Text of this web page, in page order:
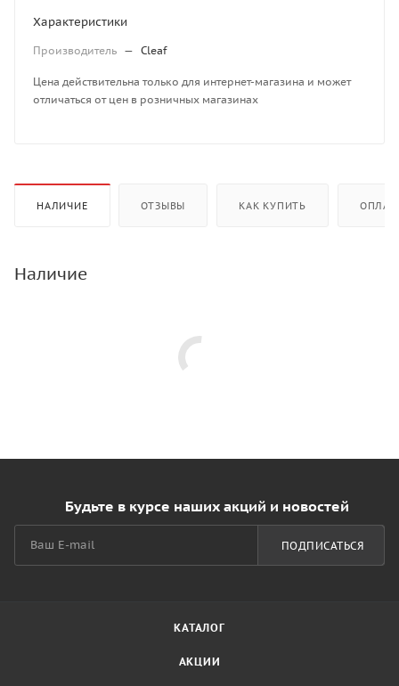
Характеристики
Производитель — Cleaf
Цена действительна только для интернет-магазина и может
отличаться от цен в розничных магазинах
НАЛИЧИЕ ОТЗЫВЫ КАК КУПИТЬ
Наличие
Будьте в курсе наших акций и новостей
ПОДПИСАТЬСЯ
КАТАЛОГ
АКЦИИ